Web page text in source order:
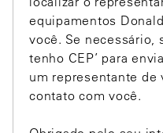
equipamentos
você. Se necessário,
tenho CEP’ para
um representante de
contato com você.